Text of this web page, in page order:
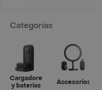
Categorías
Cargadores
y baterias
Accesorios